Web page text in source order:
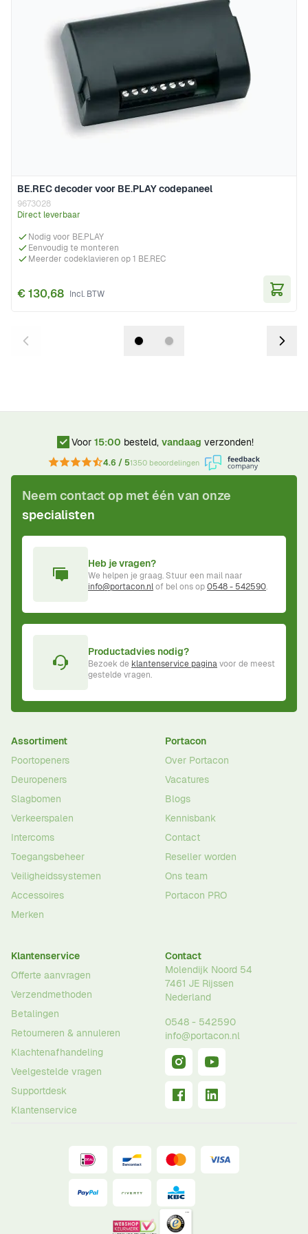
BE.REC decoder voor BE.PLAY codepaneel
9673028
Direct leverbaar
Nodig voor BE.PLAY
Eenvoudig te monteren
Meerder codeklavieren op 1 BE.REC
€ 130,68
Voor 15:00 besteld, vandaag verzonden!
4.6 / 51350 beoordelingen
Neem contact op met één van onze
specialisten
Heb je vragen?
We helpen je graag. Stuur een mail naar
info@portacon.nlof bel ons op0548 - 542590.
Productadvies nodig?
Bezoek de klantenservice paginavoor de meest
gestelde vragen.
Assortiment
Poortopeners
Deuropeners
Slagbomen
Verkeerspalen
Intercoms
Toegangsbeheer
Veiligheidssystemen
Accessoires
Merken
Portacon
Over Portacon
Vacatures
Blogs
Kennisbank
Contact
Reseller worden
Ons team
Portacon PRO
Klantenservice
Offerte aanvragen
Verzendmethoden
Betalingen
Retourneren & annuleren
Klachtenafhandeling
Veelgestelde vragen
Supportdesk
Klantenservice
Contact
Molendijk Noord 54
7461 JE Rijssen
Nederland
0548 - 542590
info@portacon.nl